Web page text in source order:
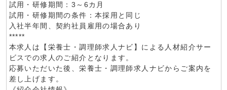
試用・研修期間：3～6カ月
試用・研修期間の条件：本採用と同じ
入社半年間、契約社員雇用の場合あり
*****
本求人は【栄養士・調理師求人ナビ】による人材紹介サー
ビスでの求人のご紹介となります。
応募いただいた後、栄養士・調理師求人ナビからご案内を
差し上げます。